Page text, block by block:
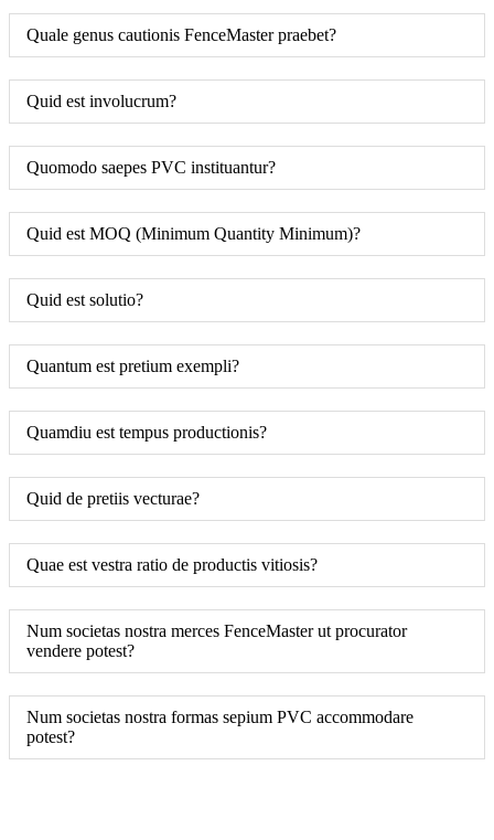
Quale genus cautionis FenceMaster praebet?
Quid est involucrum?
Quomodo saepes PVC instituantur?
Quid est MOQ (Minimum Quantity Minimum)?
Quid est solutio?
Quantum est pretium exempli?
Quamdiu est tempus productionis?
Quid de pretiis vecturae?
Quae est vestra ratio de productis vitiosis?
Num societas nostra merces FenceMaster ut procurator
vendere potest?
Num societas nostra formas sepium PVC accommodare
potest?